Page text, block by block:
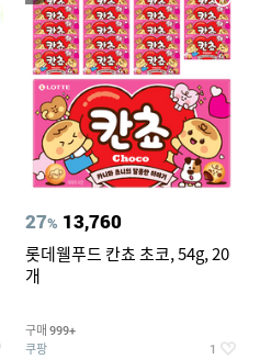
27% 13,760
롯데웰푸드 칸쵸 초코, 54g, 20
개
구매 999+
쿠팡 1